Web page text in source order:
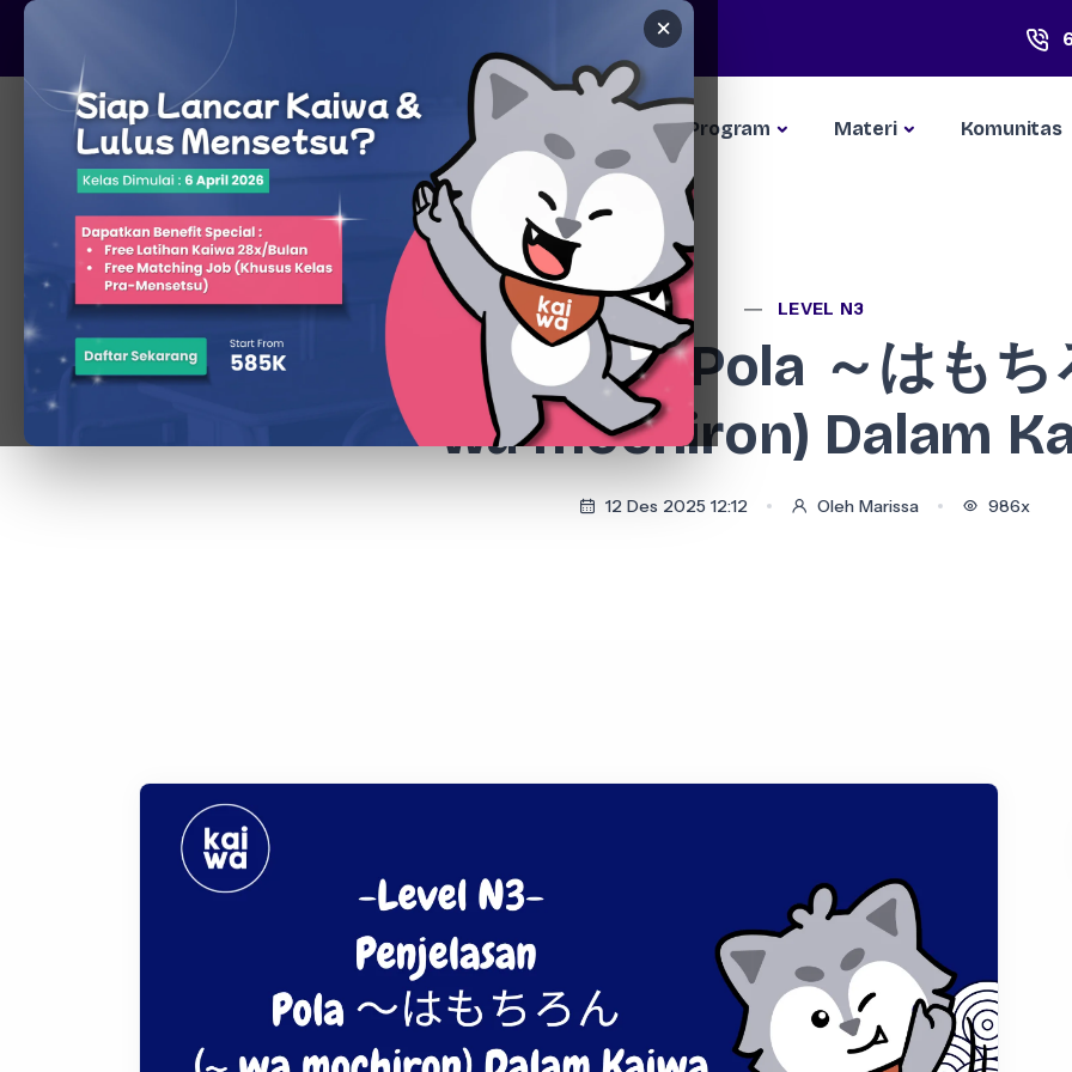
×
Pare, Kediri - Jawa Timur
Beranda Kompetisi Program Materi Komunitas
LEVEL N3
Penjelasan Pola ～はもち
wa mochiron) Dalam
12 Des 2025 12:12 Oleh Marissa 986x